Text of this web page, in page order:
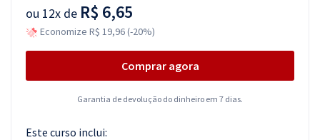
ou 12x de R$ 6,65
Economize R$ 19,96 (-20%)
Comprar agora
Garantia de devolução do dinheiro em 7 dias.
Este curso inclui: